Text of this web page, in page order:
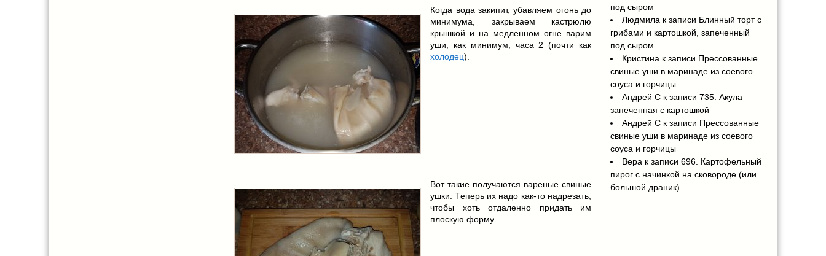
Когда вода закипит, убавляем огонь до
минимума, закрываем кастрюлю
крышкой и на медленном огне варим
уши, как минимум, часа 2 (почти как
холодец).
Вот такие получаются вареные свиные
ушки. Теперь их надо как-то надрезать,
чтобы хоть отдаленно придать им
плоскую форму.
под сыром
Людмилак записи Блинный торт с
грибами и картошкой, запеченный
под сыром
Кристинак записи Прессованные
свиные уши в маринаде из соевого
соуса и горчицы
Андрей Ск записи 735. Акула
запеченная с картошкой
Андрей Ск записи Прессованные
свиные уши в маринаде из соевого
соуса и горчицы
Верак записи 696. Картофельный
пирог с начинкой на сковороде (или
большой драник)